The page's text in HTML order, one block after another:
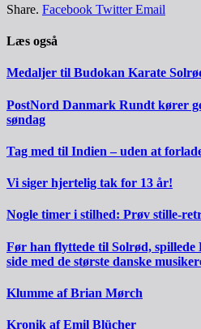
Share. Facebook Twitter Email
Læs også
Medaljer til Budokan Karate
PostNord Danmark Rundt kører
søndag
Tag med til Indien – uden at
Vi siger hjertelig tak for 13 år!
Nogle timer i stilhed: Prøv stille-
Før han flyttede til Solrød, spillede
side med de største danske
Klumme af Brian Mørch
Kronik af Emil Blücher